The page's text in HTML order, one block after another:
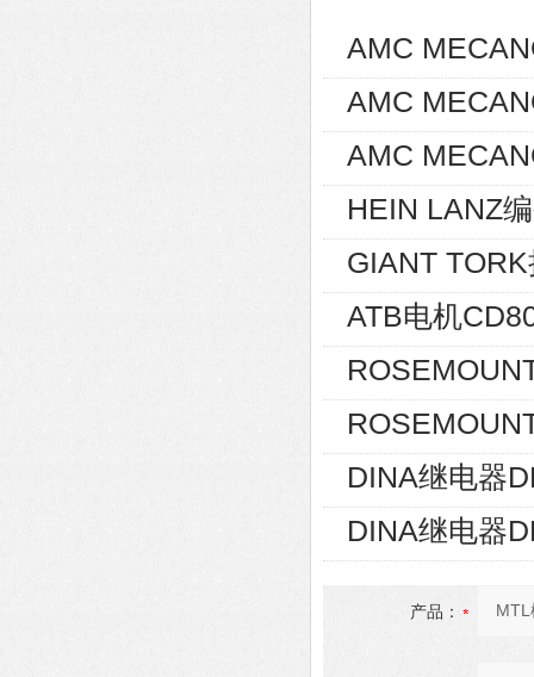
AMC
AMC
AMC
HEIN LANZ
GIANT
ATB电机
DINA继电器
DINA继电器
产品：